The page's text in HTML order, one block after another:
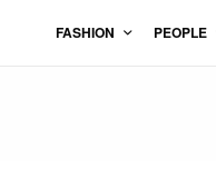
FASHION PEOPLE